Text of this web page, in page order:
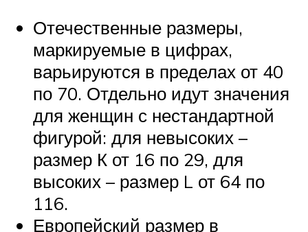
Отечественные размеры,
маркируемые в цифрах,
варьируются в пределах от 40
по 70. Отдельно идут значения
для женщин с нестандартной
фигурой: для невысоких –
размер К от 16 по 29, для
высоких – размер L от 64 по
116.
Европейский размер в